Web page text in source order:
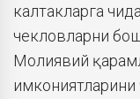
калтакларга
чекловларни
Молиявий
имкониятларини